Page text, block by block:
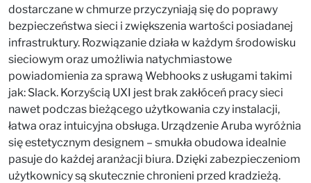
dostarczane w chmurze przyczyniają się do poprawy
bezpieczeństwa sieci i zwiększenia wartości posiadanej
infrastruktury. Rozwiązanie działa w każdym środowisku
sieciowym oraz umożliwia natychmiastowe
powiadomienia za sprawą Webhooks z usługami takimi
jak: Slack. Korzyścią UXI jest brak zakłóceń pracy sieci
nawet podczas bieżącego użytkowania czy instalacji,
łatwa oraz intuicyjna obsługa. Urządzenie Aruba wyróżnia
się estetycznym designem – smukła obudowa idealnie
pasuje do każdej aranżacji biura. Dzięki zabezpieczeniom
użytkownicy są skutecznie chronieni przed kradzieżą.